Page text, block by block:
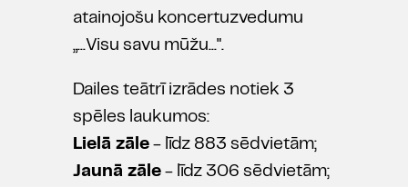
atainojošu koncertuzvedumu
„...Visu savu mūžu...".
Dailes teātrī izrādes notiek 3
spēles laukumos:
Lielā zāle - līdz 883 sēdvietām;
Jaunā zāle - līdz 306 sēdvietām;